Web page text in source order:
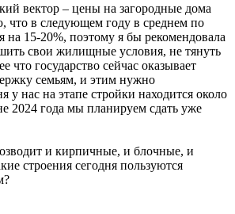
вектор – цены на загородные дома
что в следующем году в среднем по
на 15-20%, поэтому я бы рекомендовала
свои жилищные условия, не тянуть
что государство сейчас оказывает
семьям, и этим нужно
у нас на этапе стройки находится около
2024 года мы планируем сдать уже
и кирпичные, и блочные, и
строения сегодня пользуются